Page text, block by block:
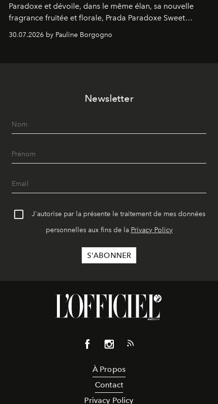
Paradoxe et dévoile, dans le même élan, sa nouvelle
fragrance fruitée et florale, Prada Paradoxe Sweet
Chemistry Eau de Parfum.
30.07.2026 by Pauline Borgogno
Newsletter
J'autorise par la présente le traitement de mes données
personnelles aux fins de la Privacy Policy
À Propos
Contact
Privacy Policy